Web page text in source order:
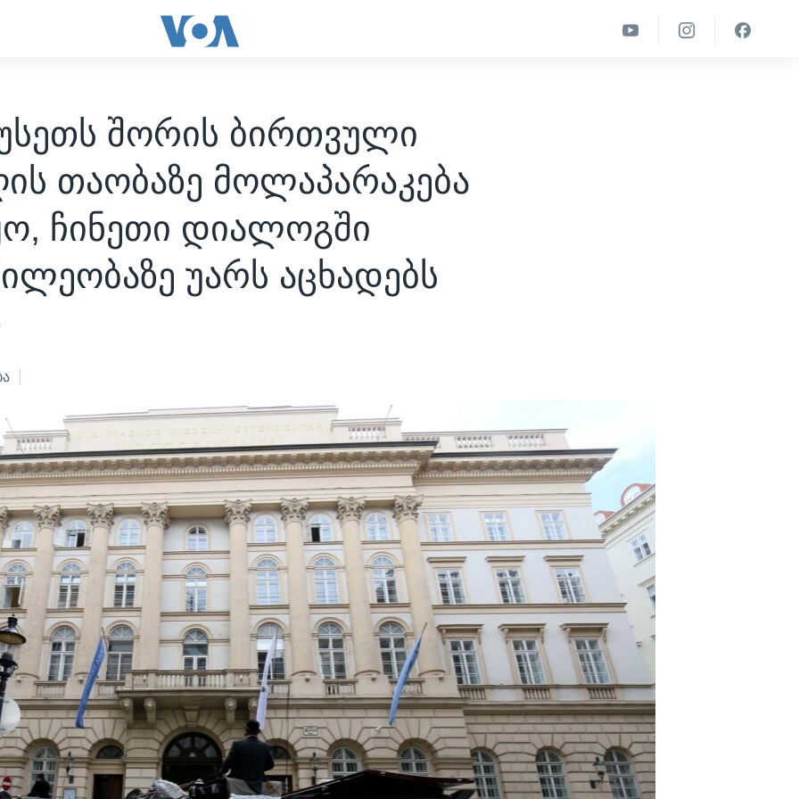
შორის ბირთვული
თაობაზე მოლაპარაკება
ჩინეთი დიალოგში
უარს აცხადებს